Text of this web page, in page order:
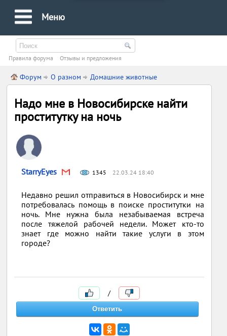
Меню
Правила форума Oтзывы и предложения
Форум О разном Домашние животные
Надо мне в Новосибирске найти
проститутку на ночь
StarryEyes 1345 22.03.24 18:40
Недавно решил отправиться в Новосибирск и мне
потребовалась помощь в поиске проститутки на
ночь. Мне нужна была незабываемая встреча
после тяжелой рабочей недели. Может кто-то
знает где можно найти такие услуги в этом
городе?
/